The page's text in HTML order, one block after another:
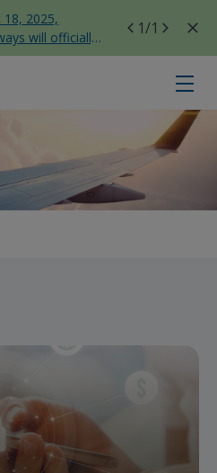
18, 2025,
will officially
flights to
Terminal T3
1/1
Airways